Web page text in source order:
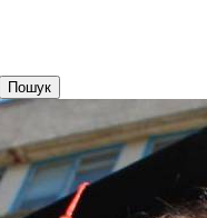
Пошук